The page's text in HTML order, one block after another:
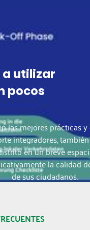
a utilizar
pocos
las mejores prácticas
integradores,
en un breve
la calidad
de sus ciudadanos.